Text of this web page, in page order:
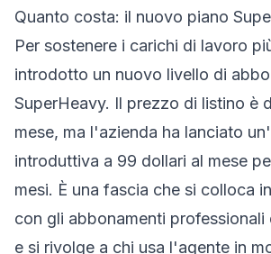
Quanto costa: il nuovo piano
Per sostenere i carichi di lavoro
introdotto un nuovo livello di
SuperHeavy. Il prezzo di listino è
mese, ma l'azienda ha lanciato
introduttiva a 99 dollari al mese
mesi. È una fascia che si colloca
con gli abbonamenti professionali
e si rivolge a chi usa l'agente in